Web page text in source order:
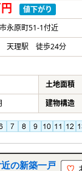
値下がり
永原町51-1付近
天理駅 徒歩24分
土地面積
建物構造
の新築一戸